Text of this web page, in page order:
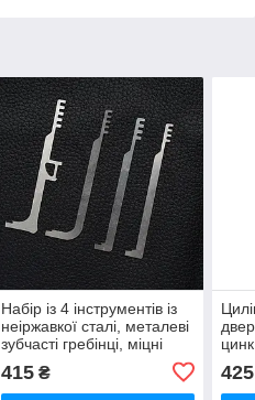
Набір із 4 інструментів із
неіржавкої сталі, металеві
зубчасті гребінці, міцні
415₴
для
425